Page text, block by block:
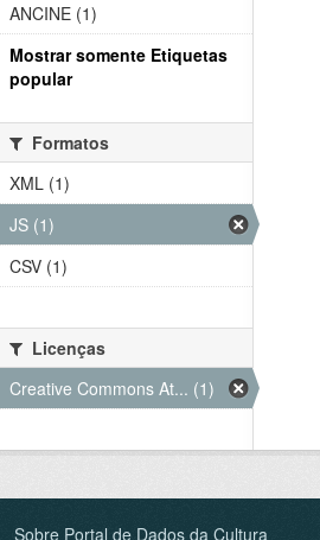
ANCINE (1)
Mostrar somente Etiquetas
popular
Formatos
XML (1)
JS (1)
CSV (1)
Licenças
Creative Commons At... (1)
Sobre Portal de Dados da Cultura